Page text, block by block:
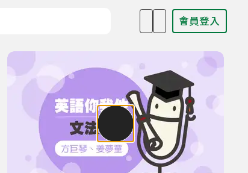
會員登入